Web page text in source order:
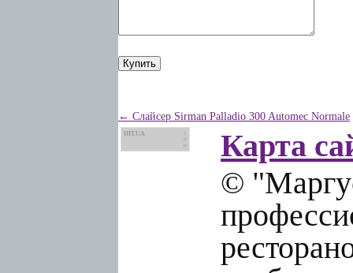
← Слайсер Sirman Palladio 300 Automec Normale
HIT.UA
9
9
Карта
©